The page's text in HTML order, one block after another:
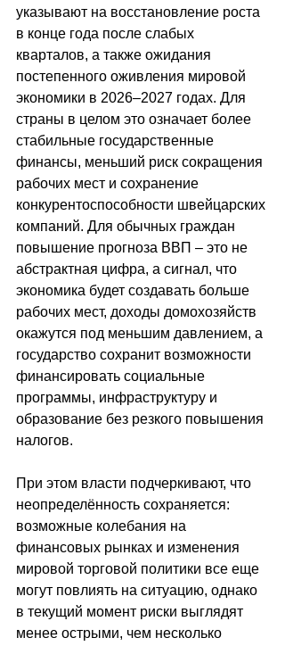
указывают на восстановление роста
в конце года после слабых
кварталов, а также ожидания
постепенного оживления мировой
экономики в 2026–2027 годах. Для
страны в целом это означает более
стабильные государственные
финансы, меньший риск сокращения
рабочих мест и сохранение
конкурентоспособности швейцарских
компаний. Для обычных граждан
повышение прогноза ВВП – это не
абстрактная цифра, а сигнал, что
экономика будет создавать больше
рабочих мест, доходы домохозяйств
окажутся под меньшим давлением, а
государство сохранит возможности
финансировать социальные
программы, инфраструктуру и
образование без резкого повышения
налогов.
При этом власти подчеркивают, что
неопределённость сохраняется:
возможные колебания на
финансовых рынках и изменения
мировой торговой политики все еще
могут повлиять на ситуацию, однако
в текущий момент риски выглядят
менее острыми, чем несколько